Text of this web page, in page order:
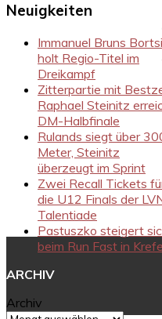
Neuigkeiten
Immanuel Bruns
holt Regio-Titel im
Dreikampf
Zitterpartie mit
Raphael Steinitz
DM-Halbfinale
Rulands siegt über
Meter, Steinitz
überzeugt im Sprint
Zwei Recall Tickets
die U12 Finals der
Talentiade
Pastuszko steigert
beim Run Fast in
ARCHIV
Archiv